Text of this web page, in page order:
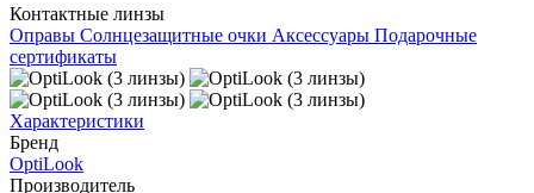
Контактные линзы
Оправы Солнцезащитные очки Аксессуары Подарочные
сертификаты
Характеристики
Бренд
OptiLook
Производитель